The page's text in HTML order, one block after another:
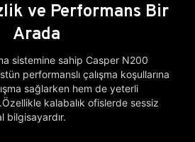
ve Performans Bir
Arada
sistemine sahip Casper N200
performanslı çalışma koşullarına
sağlarken hem de yeterli
kalabalık ofislerde sessiz
bilgisayardır.